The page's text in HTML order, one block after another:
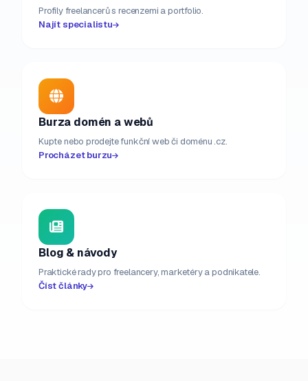
Profily freelancerů s recenzemi a portfolio.
Najít specialistu
Burza domén a webů
Kupte nebo prodejte funkční web či doménu .cz.
Procházet burzu
Blog & návody
Praktické rady pro freelancery, marketéry a podnikatele.
Číst články